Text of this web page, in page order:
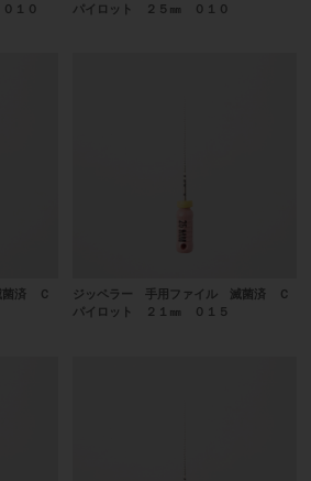
１０
パイロット ２５㎜ ０１０
菌済 Ｃ
ジッペラー 手用ファイル 滅菌済 Ｃ
パイロット ２１㎜ ０１５